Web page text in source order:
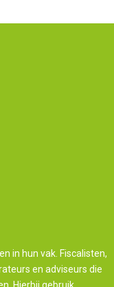
in hun vak. Fiscalisten,
en adviseurs die